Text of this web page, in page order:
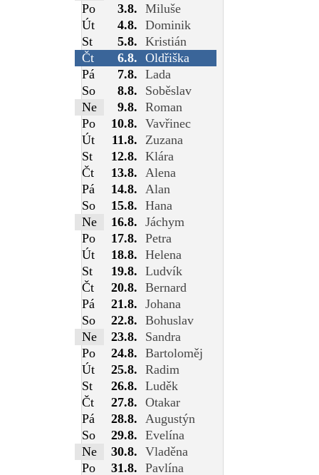
Po
3.8. Miluše
Út
4.8. Dominik
St
5.8. Kristián
Čt
6.8. Oldřiška
Pá
7.8. Lada
So
8.8.
Soběslav
Ne
9.8. Roman
Po
10.8. Vavřinec
Út
11.8.
Zuzana
St
12.8. Klára
Čt
13.8.
Alena
Pá
14.8.
Alan
So
15.8. Hana
Ne
16.8. Jáchym
Po
17.8. Petra
Út
18.8. Helena
St
19.8. Ludvík
Čt
20.8. Bernard
Pá
21.8. Johana
So
22.8. Bohuslav
Ne
23.8.
Sandra
Po
24.8. Bartoloměj
Út
25.8. Radim
St
26.8. Luděk
Čt
27.8. Otakar
Pá
28.8.
Augustýn
So
29.8. Evelína
Ne
30.8. Vladěna
Po
31.8. Pavlína